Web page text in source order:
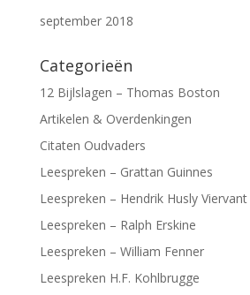
september 2018
Categorieën
12 Bijlslagen – Thomas Boston
Artikelen & Overdenkingen
Citaten Oudvaders
Leespreken – Grattan Guinnes
Leespreken – Hendrik Husly Viervant
Leespreken – Ralph Erskine
Leespreken – William Fenner
Leespreken H.F. Kohlbrugge